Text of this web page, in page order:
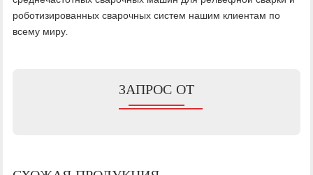
роботизированных сварочных систем нашим клиентам по
всему миру.
ЗАПРОС ОТ